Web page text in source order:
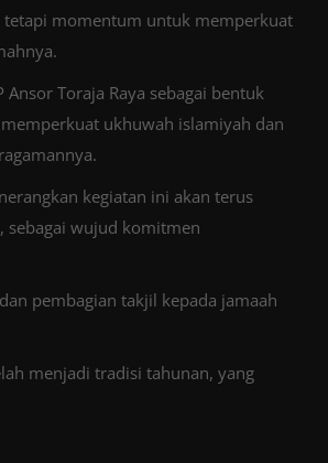
tetapi momentum untuk memperkuat
Toraja Raya sebagai bentuk
ukhuwah islamiyah dan
kegiatan ini akan terus
sebagai wujud komitmen
pembagian takjil kepada jamaah
menjadi tradisi tahunan, yang